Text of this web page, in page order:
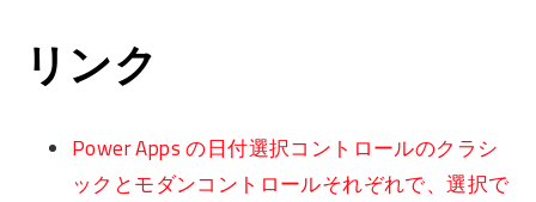
リンク
Power Apps の日付選択コントロールのクラシ
ックとモダンコントロールそれぞれで、選択で